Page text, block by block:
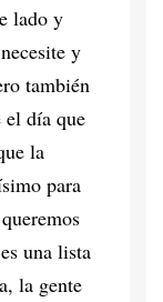
lado y
y
también
el día que
la
para
una lista
la gente